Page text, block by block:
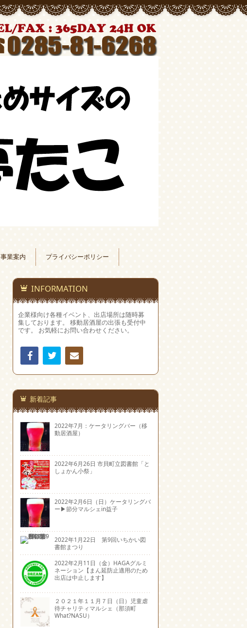
事業案内 プライバシーポリシー
INFORMATION
企業様向け各種イベント、出店場所は随時募
集しております。 移動居酒屋の出張も受付中
です。 お気軽にお問い合わせください。
Facebook
連絡
先
新着記事
2022年7月：ケータリングバー（移
動居酒屋）
2022年6月26日 市貝町立図書館「と
しょかん小祭」
2022年2月6日（日）ケータリングバ
ー▶節分マルシェin益子
2022年1月22日 第9回いちかい図
書館まつり
2022年2月11日（金）HAGAグルミ
ネーション【まん延防止適用のため
出店は中止します】
２０２１年１１月７日（日）児童虐
待チャリティマルシェ（那須町
What?NASU）